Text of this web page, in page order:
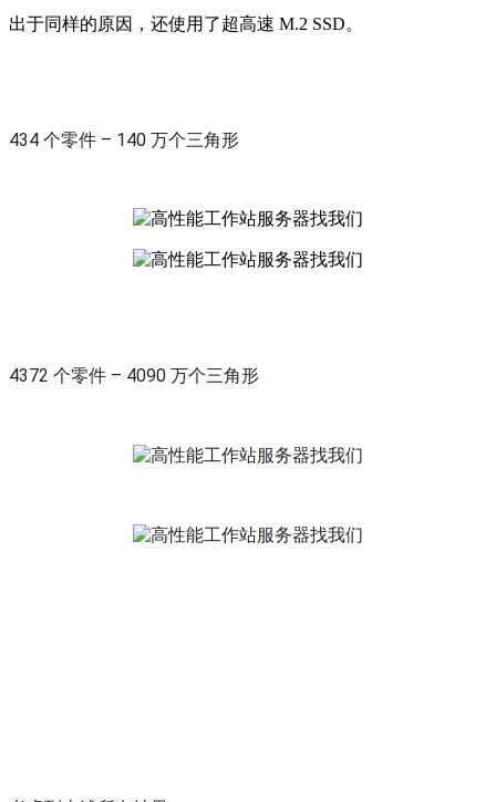
出于同样的原因，还使用了超高速 M.2 SSD。
434 个零件 – 140 万个三角形
4372 个零件 – 4090 万个三角形